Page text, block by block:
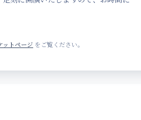
ットページ を ご覧ください。